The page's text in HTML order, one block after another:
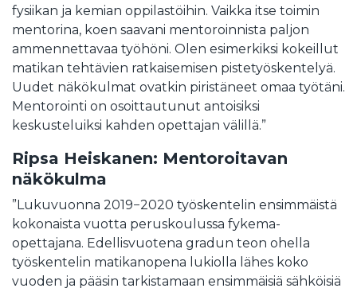
fysiikan ja kemian oppilastöihin. Vaikka itse toimin
mentorina, koen saavani mentoroinnista paljon
ammennettavaa työhöni. Olen esimerkiksi kokeillut
matikan tehtävien ratkaisemisen pistetyöskentelyä.
Uudet näkökulmat ovatkin piristäneet omaa työtäni.
Mentorointi on osoittautunut antoisiksi
keskusteluiksi kahden opettajan välillä.”
Ripsa Heiskanen: Mentoroitavan
näkökulma
”Lukuvuonna 2019−2020 työskentelin ensimmäistä
kokonaista vuotta peruskoulussa fykema-
opettajana. Edellisvuotena gradun teon ohella
työskentelin matikanopena lukiolla lähes koko
vuoden ja pääsin tarkistamaan ensimmäisiä sähköisiä